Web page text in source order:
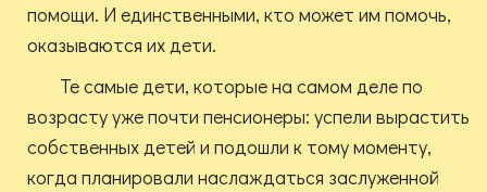
помощи. И единственными, кто может им помочь,
оказываются их дети.
Те самые дети, которые на самом деле по
возрасту уже почти пенсионеры: успели вырастить
собственных детей и подошли к тому моменту,
когда планировали наслаждаться заслуженной